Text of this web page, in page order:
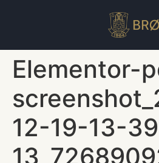
Elementor-
12-19-13-